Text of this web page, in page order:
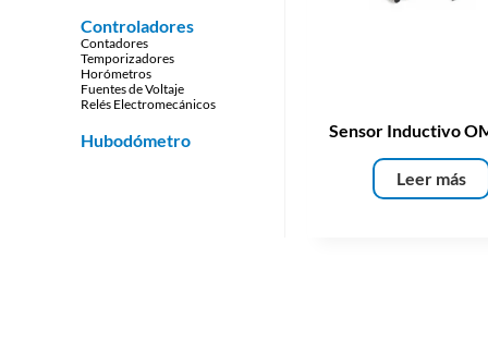
Controladores
Contadores
Temporizadores
Horómetros
Fuentes de Voltaje
Relés Electromecánicos
Hubodómetro Sensor Inductivo
Leer más